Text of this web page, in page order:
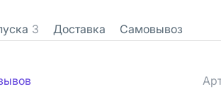
3 Доставка Самовывоз